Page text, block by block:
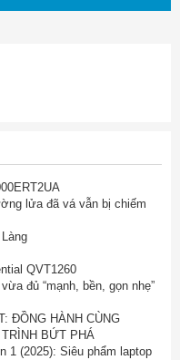
lửa đã vá vẫn bị chiếm
QVT1260
đủ “mạnh, bền, gọn nhẹ”
ĐỒNG HÀNH CÙNG
BỨT PHÁ
1 (2025): Siêu phẩm laptop